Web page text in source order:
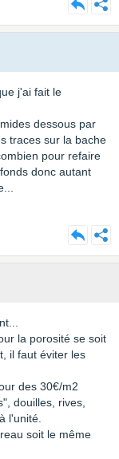
j'ai fait le
dessous par
traces sur la bache
pour refaire
donc autant
la porosité se soit
il faut éviter les
des 30€/m2
douilles, rives,
l'unité.
soit le même